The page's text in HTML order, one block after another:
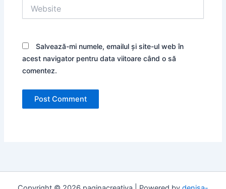
Salvează-mi numele, emailul și site-ul web în
acest navigator pentru data viitoare când o să
comentez.